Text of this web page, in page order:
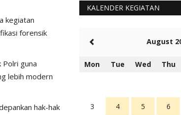
kegiatan
forensik
guna
lebih modern
hak-hak
Sumba Barat Aman,
5 tahun Yang lalu
Rambu
5 tahun Yang lalu
KALENDER KEGIATAN
August
Mon Tue Wed Thu
3 4 5 6